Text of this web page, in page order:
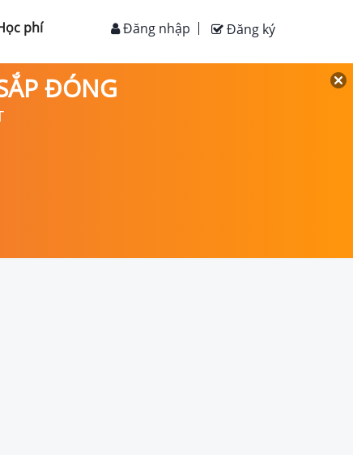
phí Đăng ký
Đăng nhập
ĐÓNG